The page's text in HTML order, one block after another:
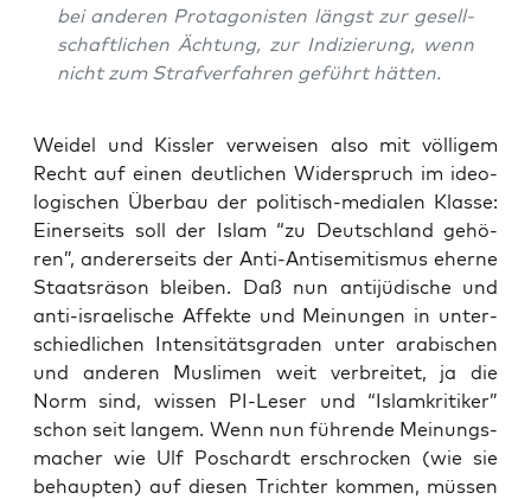
bei ande­ren Prot­ago­nis­ten längst zur gesell­
schaft­li­chen Äch­tung, zur Indi­zie­rung, wenn
nicht zum Straf­ver­fah­ren geführt hätten.
Wei­del und Kiss­ler ver­wei­sen also mit völ­li­gem
Recht auf einen deut­li­chen Wider­spruch im ideo­
lo­gi­schen Über­bau der poli­tisch-media­len Klas­se:
Einer­seits soll der Islam “zu Deutsch­land gehö­
ren”, ande­rer­seits der Anti-Anti­se­mi­tis­mus eher­ne
Staats­rä­son blei­ben. Daß nun anti­jü­di­sche und
anti-israe­li­sche Affek­te und Mei­nun­gen in unter­
schied­li­chen Inten­si­täts­gra­den unter ara­bi­schen
und ande­ren Mus­li­men weit ver­brei­tet, ja die
Norm sind, wis­sen PI-Leser und “Islam­kri­ti­ker”
schon seit lan­gem. Wenn nun füh­ren­de Mei­nungs­
ma­cher wie Ulf Pos­ch­ardt erschro­cken (wie sie
behaup­ten) auf die­sen Trich­ter kom­men, müs­sen